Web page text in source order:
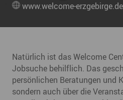
www.welcome-erzgebirge.de
Natürlich ist das Welcome
Jobsuche behilflich. Das
persönlichen Beratungen und
sondern auch über die